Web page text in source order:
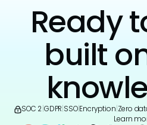
Ready
built
SOC 2 GDPR SSO|Encryption Zero
Learn